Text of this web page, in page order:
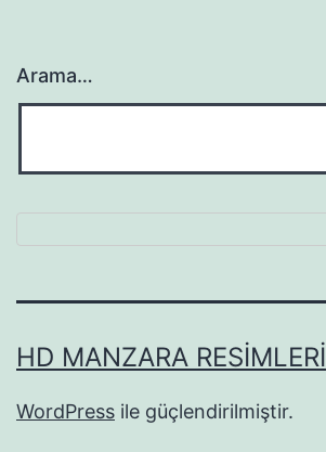
Arama…
HD MANZARA RESIMLERI
WordPress ile güçlendirilmiştir.